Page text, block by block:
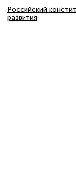
Российский
развития